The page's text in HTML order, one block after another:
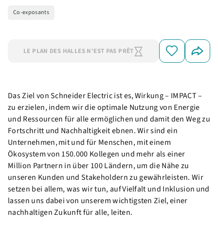
Co-exposants
LE PLAN DES HALLES N’EST PAS PRÊT
Das Ziel von Schneider Electric ist es, Wirkung – IMPACT –
zu erzielen, indem wir die optimale Nutzung von Energie
und Ressourcen für alle ermöglichen und damit den Weg zu
Fortschritt und Nachhaltigkeit ebnen. Wir sind ein
Unternehmen, mit und für Menschen, mit einem
Ökosystem von 150.000 Kollegen und mehr als einer
Million Partnern in über 100 Ländern, um die Nähe zu
unseren Kunden und Stakeholdern zu gewährleisten. Wir
setzen bei allem, was wir tun, auf Vielfalt und Inklusion und
lassen uns dabei von unserem wichtigsten Ziel, einer
nachhaltigen Zukunft für alle, leiten.